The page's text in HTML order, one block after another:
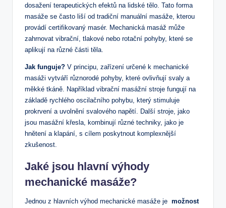
dosažení terapeutických efektů na⁢ lidské ‌tělo. Tato forma​
masáže se často liší od tradiční manuální masáže, kterou
⁣provádí⁢ certifikovaný masér. Mechanická ​masáž může
zahrnovat vibrační, tlakové nebo⁢ rotační pohyby,​ které se
aplikují ⁣na různé části těla.
Jak funguje? ⁣V ‍principu, zařízení určené k mechanické
masáži vytváří různorodé pohyby, které ovlivňují svaly ‌a
měkké tkáně. ‍Například⁣ vibrační⁤ masážní ⁣stroje fungují na
základě rychlého oscilačního pohybu,‍ který​ stimuluje
prokrvení‍ a uvolnění svalového napětí. Další stroje,‍ jako
jsou masážní křesla, kombinují různé techniky, jako je⁣
hnětení‍ a klapání, s cílem ⁢poskytnout komplexnější
⁢zkušenost.
Jaké ⁤jsou ​hlavní ‌výhody
mechanické ⁢masáže?
Jednou z hlavních výhod mechanické masáže je ​ možnost ​